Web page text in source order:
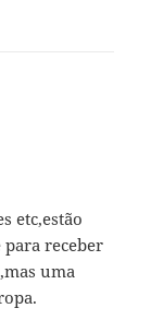
etc,estão
receber
uma